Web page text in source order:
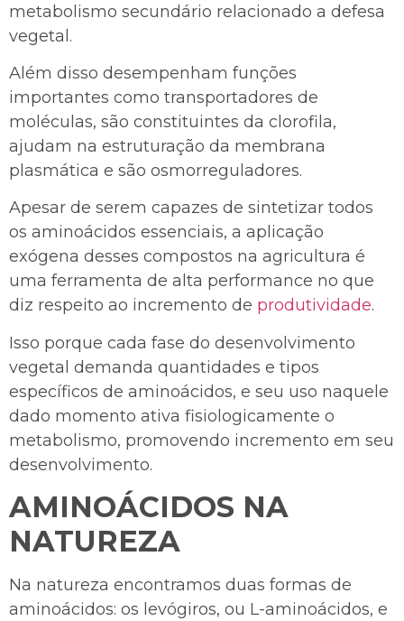
metabolismo secundário relacionado a defesa
vegetal.
Além disso desempenham funções
importantes como transportadores de
moléculas, são constituintes da clorofila,
ajudam na estruturação da membrana
plasmática e são osmorreguladores.
Apesar de serem capazes de sintetizar todos
os aminoácidos essenciais, a aplicação
exógena desses compostos na agricultura é
uma ferramenta de alta performance no que
diz respeito ao incremento de produtividade.
Isso porque cada fase do desenvolvimento
vegetal demanda quantidades e tipos
específicos de aminoácidos, e seu uso naquele
dado momento ativa fisiologicamente o
metabolismo, promovendo incremento em seu
desenvolvimento.
AMINOÁCIDOS NA
NATUREZA
Na natureza encontramos duas formas de
aminoácidos: os levógiros, ou L-aminoácidos, e